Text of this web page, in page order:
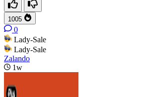
1005
0
Lady-Sale
Lady-Sale
Zalando
1w